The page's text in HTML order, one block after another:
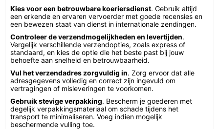
Kies voor een betrouwbare koeriersdienst. Gebruik altijd
een erkende en ervaren vervoerder met goede recensies en
een bewezen staat van dienst in internationale zendingen.
Controleer de verzendmogelijkheden en levertijden.
Vergelijk verschillende verzendopties, zoals express of
standaard, en kies de optie die het beste past bij jouw
behoefte aan snelheid en betrouwbaarheid.
Vul het verzendadres zorgvuldig in. Zorg ervoor dat alle
adresgegevens volledig en correct zijn ingevuld om
vertragingen of misleveringen te voorkomen.
Gebruik stevige verpakking. Bescherm je goederen met
degelijk verpakkingsmateriaal om schade tijdens het
transport te minimaliseren. Voeg indien mogelijk
beschermende vulling toe.